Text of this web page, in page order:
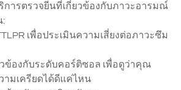
ริการตรวจยีนที่เกี่ยวข้องกับภาวะอารมณ์
:
เพื่อประเมินความเสี่ยงต่อภาวะซึม
วข้องกับระดับคอร์ติซอล เพื่อดูว่าคุณ
ามเครียดได้ดีแค่ไหน